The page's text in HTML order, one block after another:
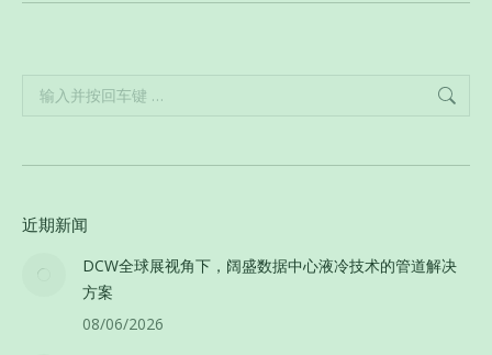
Search:
近期新闻
DCW全球展视角下，阔盛数据中心液冷技术的管道解决
方案
08/06/2026